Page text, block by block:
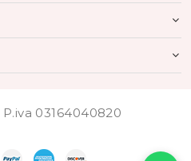
P.iva 03164040820